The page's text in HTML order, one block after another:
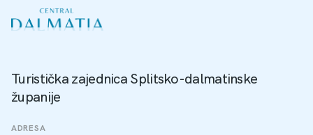
Turistička zajednica Splitsko-dalmatinske
županije
ADRESA